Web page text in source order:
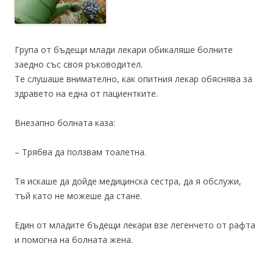
Група от бъдещи млади лекари обикаляше болните
заедно със своя ръководител.
Те слушаше внимателно, как опитния лекар обяснява за
здравето на една от пациентките.
Внезапно болната каза:
– Трябва да ползвам тоалетна.
Тя искаше да дойде медицинска сестра, да я обслужи,
тъй като не можеше да стане.
Един от младите бъдещи лекари взе легенчето от рафта
и помогна на болната жена.